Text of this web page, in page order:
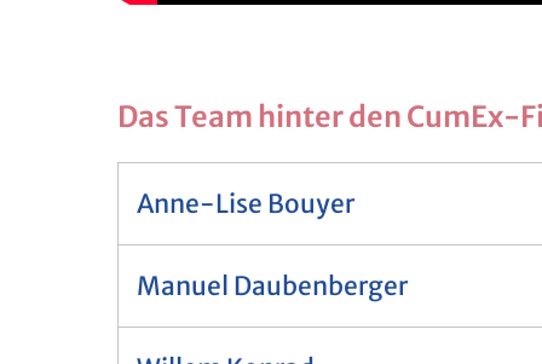
Das Team hin­ter den CumEx-
Anne-Lise Bouyer
Manuel Daubenberger